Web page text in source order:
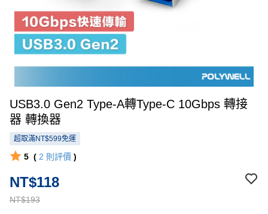
USB3.0 Gen2 Type-A轉Type-C 10Gbps 轉接
器 轉換器
超取滿NT$599免運
5 ( 2 則評價 )
NT$193
NT$118